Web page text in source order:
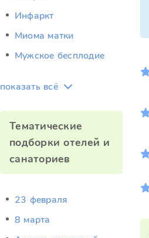
Инфаркт
Миома матки
Мужское бесплодие
показать всё
Тематические
подборки отелей и
санаториев
23 февраля
8 марта